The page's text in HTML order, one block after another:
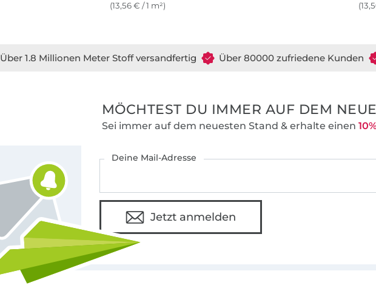
(13,56 € / 1 m²)
Über 1.8 Millionen Meter Stoff versandfertig Über 80000 zufriedene Kunden
MÖCHTEST DU IMMER AUF DEM
Sei immer auf dem neuesten Stand & erhalte einen
Deine Mail-Adresse
Jetzt anmelden